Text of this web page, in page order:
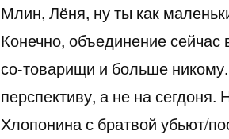
Млин, Лёня, ну ты как
Конечно, объединение
со-товарищи и больше
перспективу, а не на сегдоня.
Хлопонина с братвой убьют/